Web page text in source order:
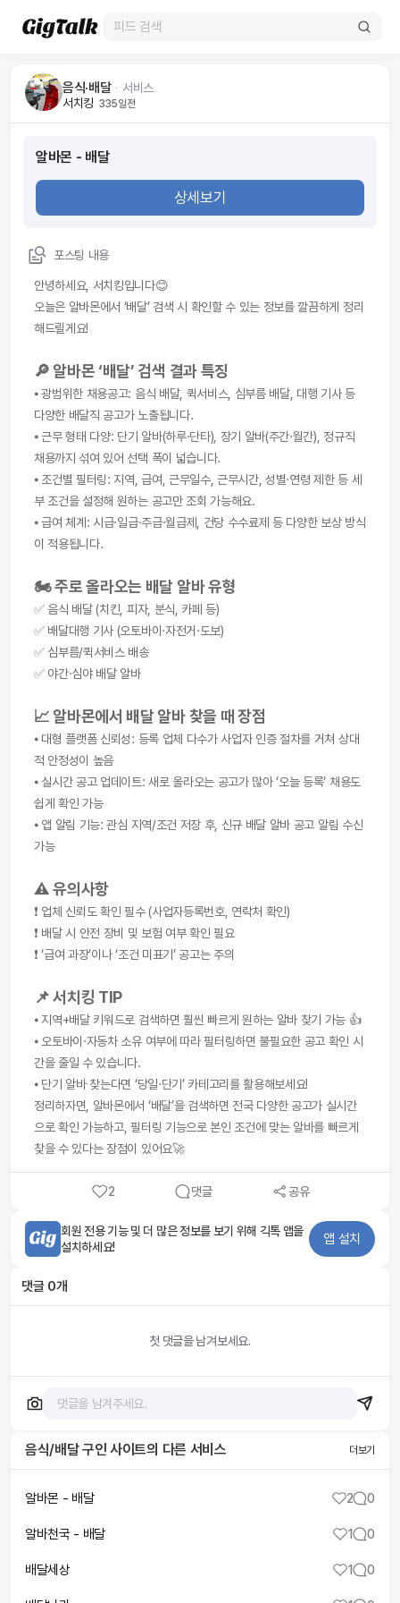
음식·배달ᆞ 서비스
서치킹 335일전
알바몬 - 배달
상세보기
포스팅 내용
안녕하세요, 서치킹입니다😊
오늘은 알바몬에서 ‘배달’ 검색 시 확인할 수 있는 정보를 깔끔하게 정리
해드릴게요!
🔎 알바몬 ‘배달’ 검색 결과 특징
⦁ 광범위한 채용공고: 음식 배달, 퀵서비스, 심부름 배달, 대행 기사 등
다양한 배달직 공고가 노출됩니다.
⦁ 근무 형태 다양: 단기 알바(하루·단타), 장기 알바(주간·월간), 정규직
채용까지 섞여 있어 선택 폭이 넓습니다.
⦁ 조건별 필터링: 지역, 급여, 근무일수, 근무시간, 성별·연령 제한 등 세
부 조건을 설정해 원하는 공고만 조회 가능해요.
⦁ 급여 체계: 시급·일급·주급·월급제, 건당 수수료제 등 다양한 보상 방식
이 적용됩니다.
🏍️ 주로 올라오는 배달 알바 유형
✅ 음식 배달 (치킨, 피자, 분식, 카페 등)
✅ 배달대행 기사 (오토바이·자전거·도보)
✅ 심부름/퀵서비스 배송
✅ 야간·심야 배달 알바
📈 알바몬에서 배달 알바 찾을 때 장점
⦁ 대형 플랫폼 신뢰성: 등록 업체 다수가 사업자 인증 절차를 거쳐 상대
적 안정성이 높음
⦁ 실시간 공고 업데이트: 새로 올라오는 공고가 많아 ‘오늘 등록’ 채용도
쉽게 확인 가능
⦁ 앱 알림 기능: 관심 지역/조건 저장 후, 신규 배달 알바 공고 알림 수신
가능
⚠️ 유의사항
❗ 업체 신뢰도 확인 필수 (사업자등록번호, 연락처 확인)
❗ 배달 시 안전 장비 및 보험 여부 확인 필요
❗ ‘급여 과장’이나 ‘조건 미표기’ 공고는 주의
📌 서치킹 TIP
⦁ 지역+배달 키워드로 검색하면 훨씬 빠르게 원하는 알바 찾기 가능 👍
⦁ 오토바이·자동차 소유 여부에 따라 필터링하면 불필요한 공고 확인 시
간을 줄일 수 있습니다.
⦁ 단기 알바 찾는다면 ‘당일·단기’ 카테고리를 활용해보세요!
정리하자면, 알바몬에서 ‘배달’을 검색하면 전국 다양한 공고가 실시간
으로 확인 가능하고, 필터링 기능으로 본인 조건에 맞는 알바를 빠르게
찾을 수 있다는 장점이 있어요🚀
2 댓글 공유
회원 전용 기능 및 더 많은 정보를 보기 위해 긱톡 앱을
설치하세요!
앱 설치
댓글 0개
첫 댓글을 남겨보세요.
음식/배달 구인 사이트의 다른 서비스 더보기
알바몬 - 배달 2 0
알바천국 - 배달 1 0
배달세상 1 0